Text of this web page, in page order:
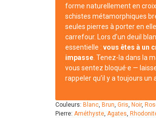
forme naturellement en
schistes métamorphiques
seules pierres à porter en
carrefour. Lors d’un deuil
essentielle : vous êtes à un
impasse . Tenez-la dans la
vous sentez bloqué·e —
rappeler qu’il y a toujours un
Couleurs: Blanc, Brun, Gris, Noir,
Pierre: Améthyste, Agates,